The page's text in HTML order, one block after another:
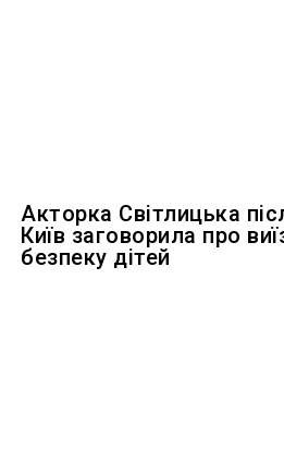
Акторка Світлицька
Київ заговорила про
безпеку дітей